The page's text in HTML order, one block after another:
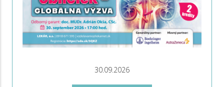
30.09.2026